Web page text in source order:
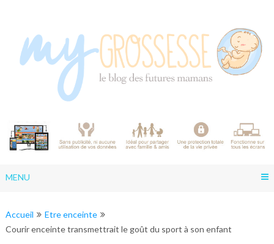
MENU
Accueil
Etre enceinte
Courir enceinte transmettrait le goût du sport à son enfant